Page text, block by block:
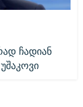
ჩადიან